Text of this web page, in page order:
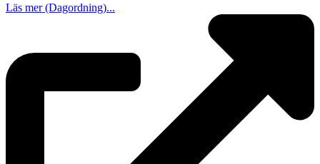
Läs mer (Dagordning)...